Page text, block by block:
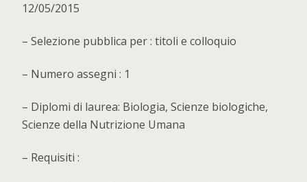
12/05/2015
– Selezione pubblica per : titoli e colloquio
– Numero assegni : 1
– Diplomi di laurea: Biologia, Scienze biologiche,
Scienze della Nutrizione Umana
– Requisiti :